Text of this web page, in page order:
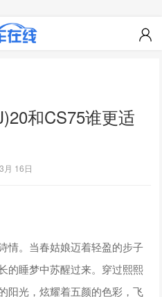
和CS75谁更适
月 16日
情。当春姑娘迈着轻盈的步子
的睡梦中苏醒过来。穿过熙熙
阳光，炫耀着五颜的色彩，飞